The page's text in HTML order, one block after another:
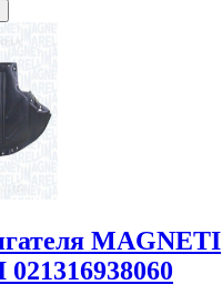
MAGNETI